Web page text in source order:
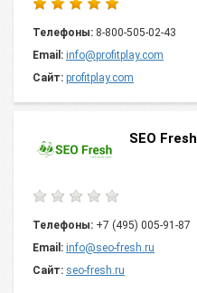
Телефоны: 8-800-505-02-43
Email: info@profitplay.com
Сайт: profitplay.com
SEO Fresh
Телефоны: +7 (495) 005-91-87
Email: info@seo-fresh.ru
Сайт: seo-fresh.ru